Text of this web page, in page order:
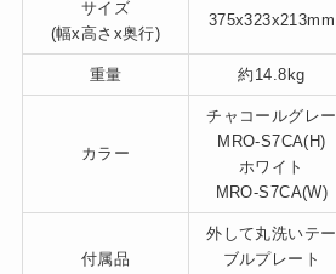
サイズ
(幅x高さx奥行)
375x323x213mm
重量 約14.8kg
カラー
チャコールグレー
MRO-S7CA(H)
ホワイト
MRO-S7CA(W)
付属品
外して丸洗いテー
ブルプレート